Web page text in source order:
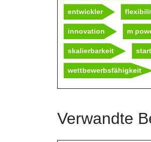
entwickler
innovation m
skalierbarkeit
wettbewerbsfähigkeit
Verwandte